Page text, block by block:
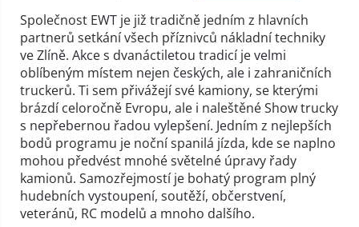
Společnost EWT je již tradičně jedním z hlavních
partnerů setkání všech příznivců nákladní techniky
ve Zlíně. Akce s dvanáctiletou tradicí je velmi
oblíbeným místem nejen českých, ale i zahraničních
truckerů. Ti sem přivážejí své kamiony, se kterými
brázdí celoročně Evropu, ale i naleštěné Show trucky
s nepřebernou řadou vylepšení. Jedním z nejlepších
bodů programu je noční spanilá jízda, kde se naplno
mohou předvést mnohé světelné úpravy řady
kamionů. Samozřejmostí je bohatý program plný
hudebních vystoupení, soutěží, občerstvení,
veteránů, RC modelů a mnoho dalšího.